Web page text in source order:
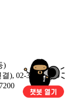
)
), 02-3425-5000